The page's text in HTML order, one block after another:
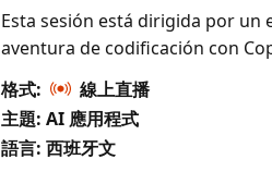
Esta sesión está dirigida por un
aventura de codificación con
codificación a través de
Copilot única, configurarás tu
explora nuevos horizontes de
Copilot Introducción a GitHub
格式:
線上直播
主題: AI 應用程式
語言: 西班牙文